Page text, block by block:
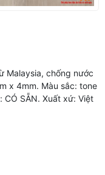
Malaysia, chống nước
x 4mm. Màu sắc: tone
CÓ SẴN. Xuất xứ: Việt